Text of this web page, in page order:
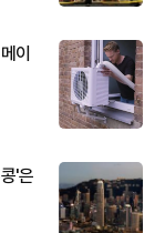
이
'은